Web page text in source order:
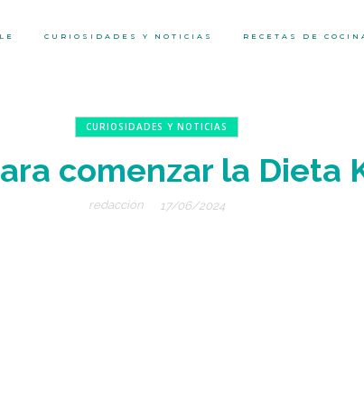
CURIOSIDADES Y NOTICIAS RECETAS DE
CURIOSIDADES Y NOTICIAS
comenzar la Dieta
redacción 17/06/2024